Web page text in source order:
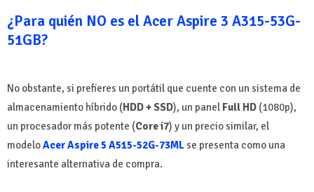
¿Para quién NO es el Acer Aspire 3 A315-53G-
51GB?
No obstante, si prefieres un portátil que cuente con un sistema de
almacenamiento híbrido (HDD + SSD), un panel Full HD (1080p),
un procesador más potente (Core i7) y un precio similar, el
modeloAcer Aspire 5 A515-52G-73ML se presenta como una
interesante alternativa de compra.